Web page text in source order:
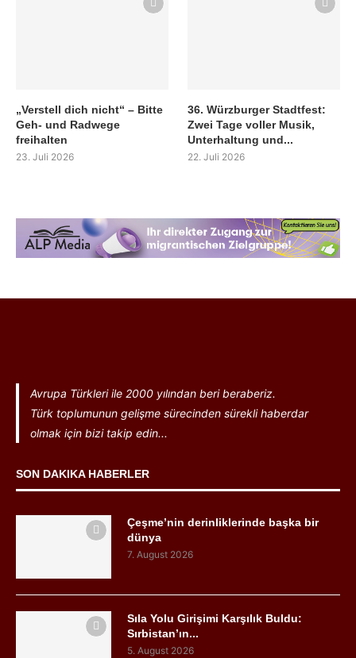
„Verstell dich nicht“ – Bitte
Geh- und Radwege
freihalten
23. Juli 2026
36. Würzburger Stadtfest:
Zwei Tage voller Musik,
Unterhaltung und...
22. Juli 2026
Avrupa Türkleri ile 2000 yılından beri beraberiz.
Türk toplumunun gelişme sürecinden sürekli haberdar
olmak için bizi takip edin...
SON DAKIKA HABERLER
Çeşme’nin derinliklerinde başka bir
dünya
7. August 2026
Sıla Yolu Girişimi Karşılık Buldu:
Sırbistan’ın...
5. August 2026